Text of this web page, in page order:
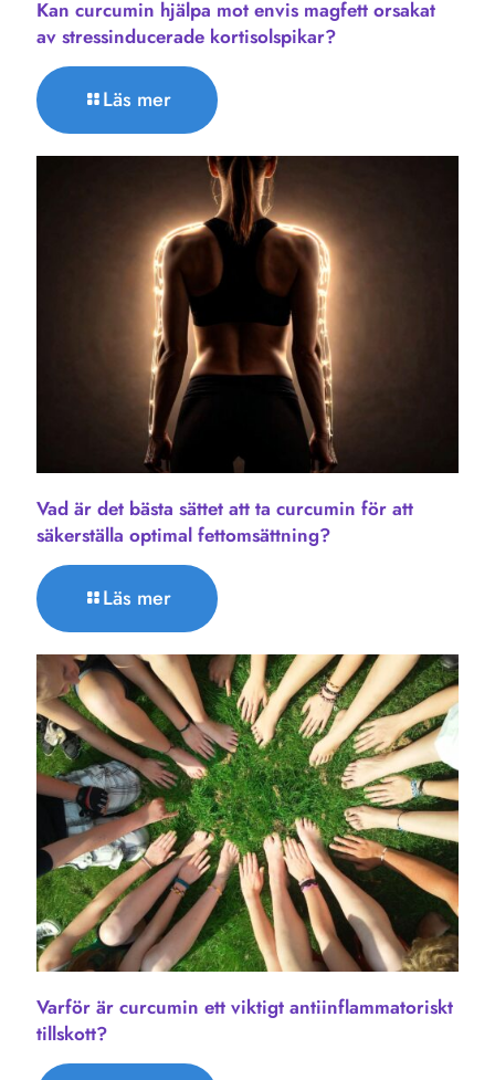
Kan curcumin hjälpa mot envis magfett orsakat
av stressinducerade kortisolspikar?
Läs mer
Vad är det bästa sättet att ta curcumin för att
säkerställa optimal fettomsättning?
Läs mer
Varför är curcumin ett viktigt antiinflammatoriskt
tillskott?